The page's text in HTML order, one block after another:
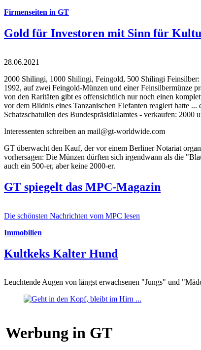
Firmenseiten in GT
Gold für Investoren mit Sinn für
28.06.2021
2000 Shilingi, 1000 Shilingi, Feingold, 500 Shilingi Feinsilber:
1992, auf zwei Feingold-Münzen und einer Feinsilbermünze
von den Raritäten gibt es offensichtlich nur noch einen
vor dem Bildnis eines Tanzanischen Elefanten reagiert hatte
Schatzschatullen des Bundespräsidialamtes - verkaufen:
Interessenten schreiben an mail@gt-worldwide.com
GT überwacht den Kauf, der vor einem Berliner Notariat
vorhersagen: Die Münzen dürften sich irgendwann als die
auch ein 500-er, aber keine 2000-er.
GT spiegelt das MPC-Magazin
Die schönsten Nachrichten vom MPC lesen
Immobilien
Kultkeks Kalter Hund
Leuchtende Augen von längst erwachsenen "Jungs" und
Werbung in GT